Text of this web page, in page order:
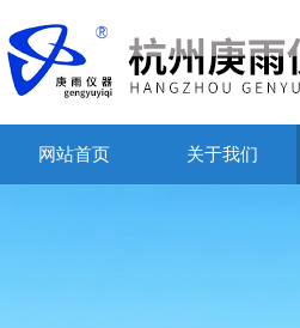
网站首页 关于我们